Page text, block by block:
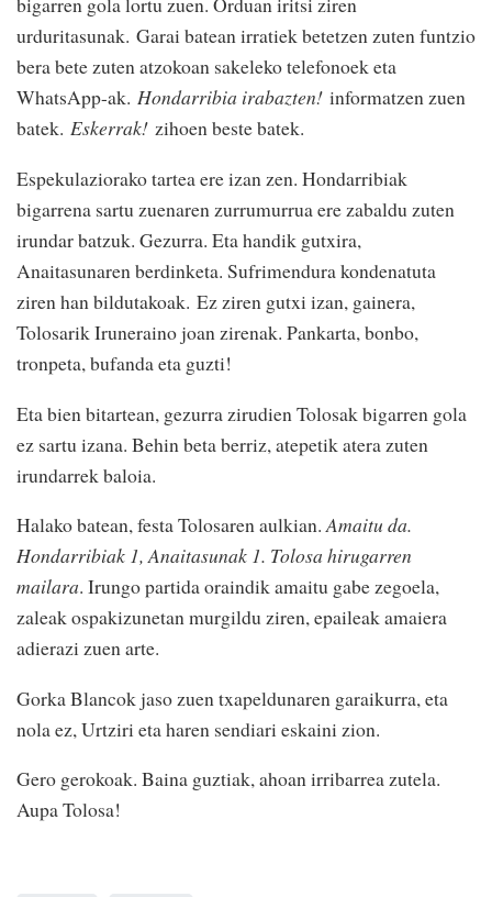
urduritasunak. Garai batean irratiek betetzen zuten funtzio
bera bete zuten atzokoan sakeleko telefonoek eta
WhatsApp-ak. Hondarribia irabazten! informatzen zuen
batek. Eskerrak! zihoen beste batek.
Espekulaziorako tartea ere izan zen. Hondarribiak
bigarrena sartu zuenaren zurrumurrua ere zabaldu zuten
irundar batzuk. Gezurra. Eta handik gutxira,
Anaitasunaren berdinketa. Sufrimendura kondenatuta
ziren han bildutakoak. Ez ziren gutxi izan, gainera,
Tolosarik Iruneraino joan zirenak. Pankarta, bonbo,
tronpeta, bufanda eta guzti!
Eta bien bitartean, gezurra zirudien Tolosak bigarren gola
ez sartu izana. Behin beta berriz, atepetik atera zuten
irundarrek baloia.
Halako batean, festa Tolosaren aulkian.Amaitu da.
Hondarribiak 1, Anaitasunak 1. Tolosa hirugarren
mailara. Irungo partida oraindik amaitu gabe zegoela,
zaleak ospakizunetan murgildu ziren, epaileak amaiera
adierazi zuen arte.
Gorka Blancok jaso zuen txapeldunaren garaikurra, eta
nola ez, Urtziri eta haren sendiari eskaini zion.
Gero gerokoak. Baina guztiak, ahoan irribarrea zutela.
Aupa Tolosa!